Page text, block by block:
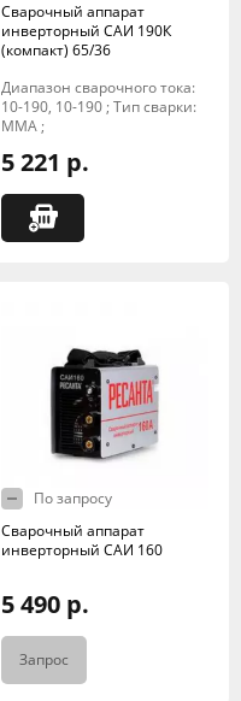
Сварочный аппарат
инверторный САИ 190К
(компакт) 65/36
Диапазон сварочного тока:
10-190, 10-190 ; Тип сварки:
MMA ;
5 221 р.
По запросу
Сварочный аппарат
инверторный САИ 160
5 490 р.
Запрос